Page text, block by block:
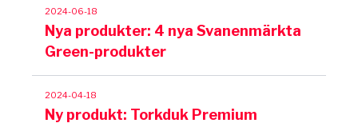
2024-06-18
Nya produkter: 4 nya Svanenmärkta
Green-produkter
2024-04-18
Ny produkt: Torkduk Premium